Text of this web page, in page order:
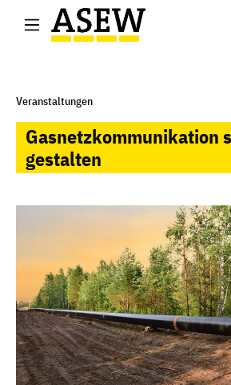
Zum Hauptinhalt springen
Veranstaltungen
Gasnetzkommunikation
gestalten